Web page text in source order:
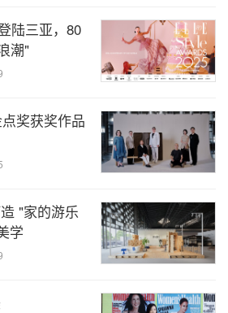
家居廊》
公众号“全球TMT”发布全球互联网、科
、媒体、通讯企业的经营动态、财报信
企业并购消息。扫描二维码，立即订
时尚
零售业
陆三亚，80
潮"
奖获奖作品
"家的游乐
学